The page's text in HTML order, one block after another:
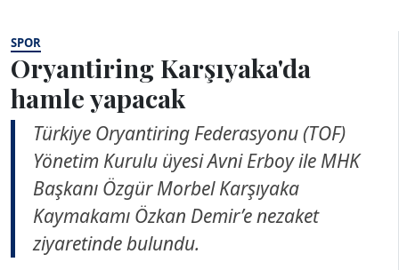
SPOR
Oryantiring Karşıyaka'da
hamle yapacak
Türkiye Oryantiring Federasyonu (TOF)
Yönetim Kurulu üyesi Avni Erboy ile MHK
Başkanı Özgür Morbel Karşıyaka
Kaymakamı Özkan Demir’e nezaket
ziyaretinde bulundu.